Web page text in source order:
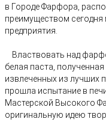
в Городе Фарфора,
преимуществом сегодня
предприятия.
Властвовать над
белая паста,
извлеченных из лучших
прошла испытание в
Мастерской Высокого
оригинальную идею